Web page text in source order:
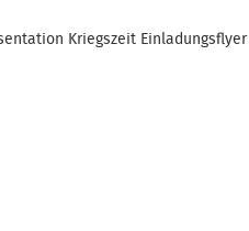
Kriegszeit Einladungsflyer